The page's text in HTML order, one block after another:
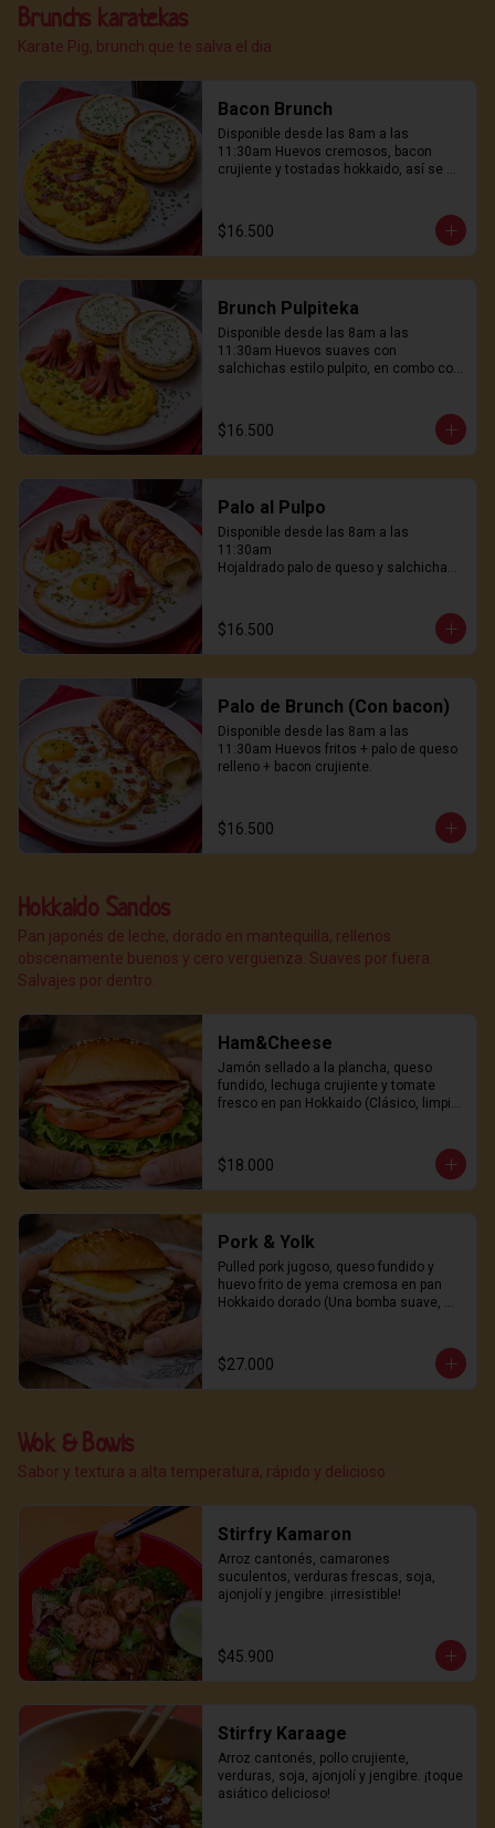
Brunchs karatekas
Karate Pig, brunch que te salva el dia
Bacon Brunch
Disponible desde las 8am a las
11:30am Huevos cremosos, bacon
crujiente y tostadas hokkaido, así se
$16.500
Brunch Pulpiteka
Disponible desde las 8am a las
11:30am Huevos suaves con
salchichas estilo pulpito, en combo con
$16.500
Palo al Pulpo
Disponible desde las 8am a las
11:30am
Hojaldrado palo de queso y salchichas
$16.500
Palo de Brunch (Con bacon)
Disponible desde las 8am a las
11:30am Huevos fritos + palo de queso
relleno + bacon crujiente.
$16.500
Hokkaido Sandos
Pan japonés de leche, dorado en mantequilla, rellenos
obscenamente buenos y cero vergüenza. Suaves por fuera.
Salvajes por dentro.
Ham&Cheese
Jamón sellado a la plancha, queso
fundido, lechuga crujiente y tomate
fresco en pan Hokkaido (Clásico, limpio
$18.000
Pork & Yolk
Pulled pork jugoso, queso fundido y
huevo frito de yema cremosa en pan
Hokkaido dorado (Una bomba suave,
$27.000
Wok & Bowls
Sabor y textura a alta temperatura, rápido y delicioso
Stirfry Kamaron
Arroz cantonés, camarones
suculentos, verduras frescas, soja,
ajonjolí y jengibre. ¡irresistible!
$45.900
Stirfry Karaage
Arroz cantonés, pollo crujiente,
verduras, soja, ajonjolí y jengibre. ¡toque
asiático delicioso!